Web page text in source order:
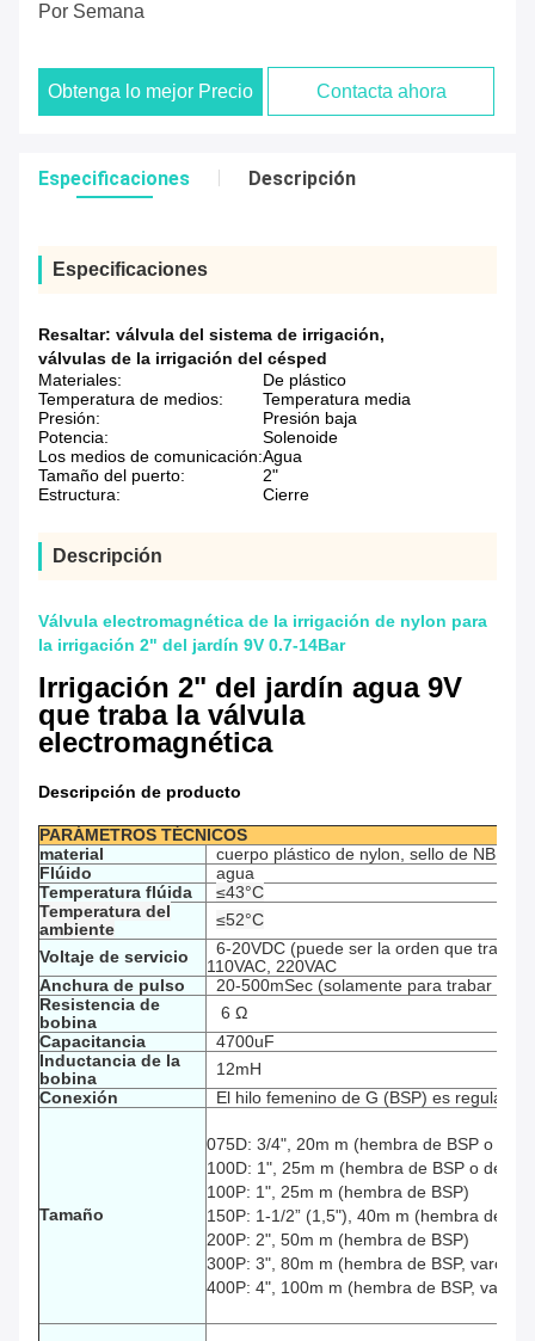
Por Semana
Obtenga lo mejor Precio Contacta ahora
Especificaciones Descripción
Especificaciones
Resaltar: válvula del sistema de irrigación,
válvulas de la irrigación del césped
Materiales:
De plástico
Temperatura de medios:
Temperatura media
Presión:
Presión baja
Potencia:
Solenoide
Los medios de comunicación:Agua
Tamaño del puerto:
2"
Estructura:
Cierre
Descripción
Válvula electromagnética de la irrigación de nylon para
la irrigación 2" del jardín 9V 0.7-14Bar
Irrigación 2" del jardín agua 9V
que traba la válvula
electromagnética
Descripción de producto
PARÁMETROS TÉCNICOS
material
cuerpo plástico de nylon, sello de NBR
Flúido
agua
Temperatura flúida
≤43°C
Temperatura del
ambiente
≤52°C
Voltaje de servicio
6-20VDC (puede ser la orden que traba
110VAC, 220VAC
Anchura de pulso
20-500mSec (solamente para trabar el
Resistencia de
bobina
6 Ω
Capacitancia
4700uF
Inductancia de la
bobina
12mH
Conexión
El hilo femenino de G (BSP) es regular,
Tamaño
075D: 3/4", 20m m (hembra de BSP o del
100D: 1", 25m m (hembra de BSP o del
100P: 1", 25m m (hembra de BSP)
150P: 1-1/2” (1,5"), 40m m (hembra de
200P: 2", 50m m (hembra de BSP)
300P: 3", 80m m (hembra de BSP, varón,
400P: 4", 100m m (hembra de BSP, varón,